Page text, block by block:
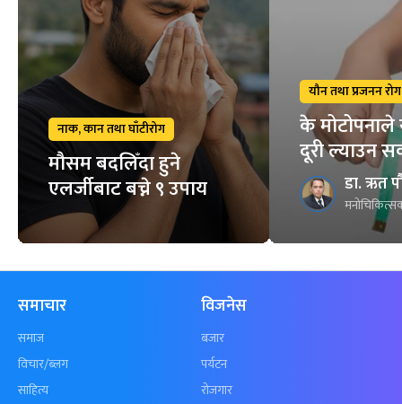
नाक, कान तथा घाँटीरोग
मौसम बदलिँदा हुने
एलर्जीबाट बच्ने ९ उपाय
यौन तथा प्रजनन रोग
के मोटोपनाले
दूरी ल्याउन
डा. ऋत
समाचार
समाज
विचार/ब्लग
साहित्य
विजनेस
बजार
पर्यटन
रोजगार